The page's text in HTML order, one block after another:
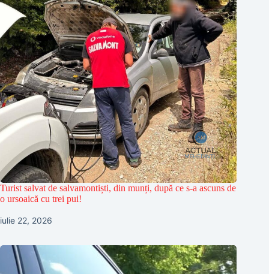
Turist salvat de salvamontiști, din munți, după ce s-a ascuns de
o ursoaică cu trei pui!
iulie 22, 2026